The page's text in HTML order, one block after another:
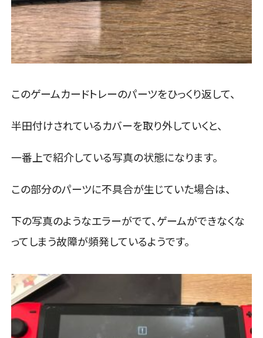
このゲームカードトレーのパーツをひっくり返して、
半田付けされているカバーを取り外していくと、
一番上で紹介している写真の状態になります。
この部分のパーツに不具合が生じていた場合は、
下の写真のようなエラーがでて、ゲームができなくな
ってしまう故障が頻発しているようです。